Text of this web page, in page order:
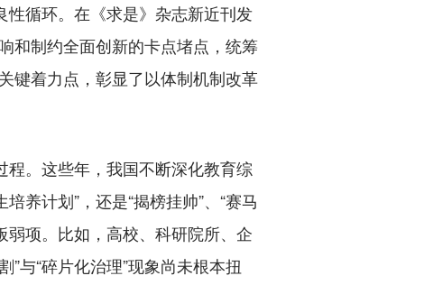
循环。在《求是》杂志新近刊发
和制约全面创新的卡点堵点，统筹
键着力点，彰显了以体制机制改革
。这些年，我国不断深化教育综
养计划”，还是“揭榜挂帅”、“赛马
弱项。比如，高校、科研院所、企
与“碎片化治理”现象尚未根本扭